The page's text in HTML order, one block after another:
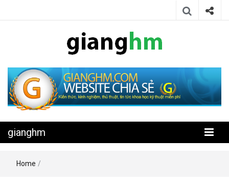
gianghm
kỹ thuật miễn phí
gianghm
Home /